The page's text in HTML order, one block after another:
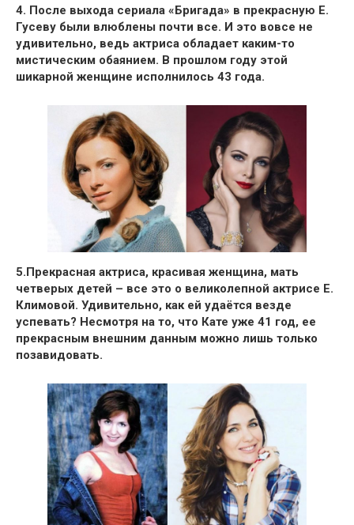
4. После выхода сериала «Бригада» в прекрасную Е.
Гусеву были влюблены почти все. И это вовсе не
удивительно, ведь актриса обладает каким-то
мистическим обаянием. В прошлом году этой
шикарной женщине исполнилось 43 года.
5.Прекрасная актриса, красивая женщина, мать
четверых детей – все это о великолепной актрисе Е.
Климовой. Удивительно, как ей удаётся везде
успевать? Несмотря на то, что Кате уже 41 год, ее
прекрасным внешним данным можно лишь только
позавидовать.